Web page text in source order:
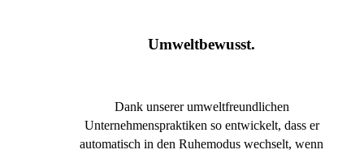
Umweltbewusst.
Dank unserer umweltfreundlichen
Unternehmenspraktiken so entwickelt, dass er
automatisch in den Ruhemodus wechselt, wenn